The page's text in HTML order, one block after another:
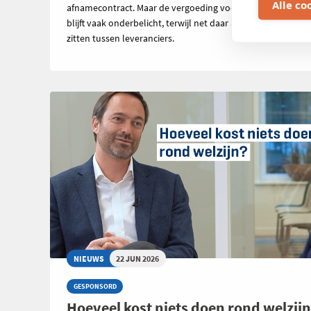
Alle
afnamecontract. Maar de vergoeding voor geïnjecteerde
blijft vaak onderbelicht, terwijl net daar aanzienlijke
zitten tussen leveranciers.
NIEUWS 22 JUN 2026
GESPONSORD